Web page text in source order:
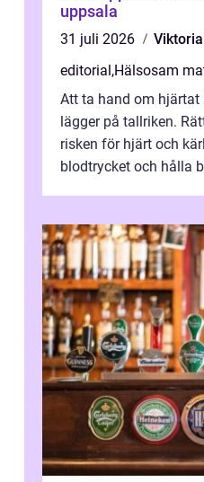
uppsala
31 juli 2026
editorial,Hälsosam
Att ta hand om hjärtat
lägger på tallriken.
risken för hjärt och
blodtrycket och hålla